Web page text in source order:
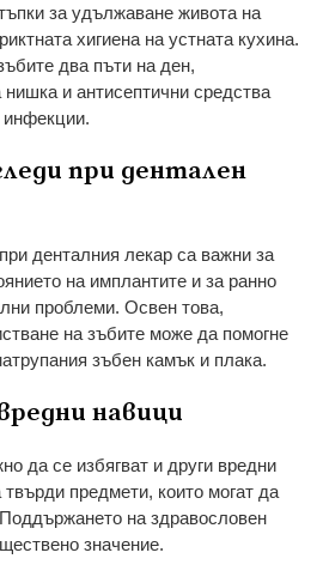
за удължаване живота на
хигиена на устната кухина.
два пъти на ден,
нишка и антисептични средства
инфекции.
при дентален
денталния лекар са важни за
на имплантите и за ранно
проблеми. Освен това,
на зъбите може да помогне
зъбен камък и плака.
навици
да се избягват и други вредни
предмети, които могат да
на здравословен
значение.